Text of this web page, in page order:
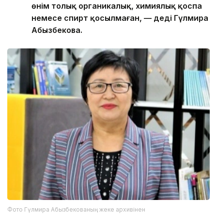
өнім толық органикалық, химиялық қоспа
немесе спирт қосылмаған, — деді Гүлмира
Абызбекова.
Фото Гүлмира Абызбекованың жеке архивінен